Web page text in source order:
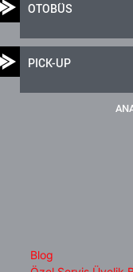
OTOBÜS
PICK-UP
Blog